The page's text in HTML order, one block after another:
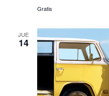
Gratis
JUE
14